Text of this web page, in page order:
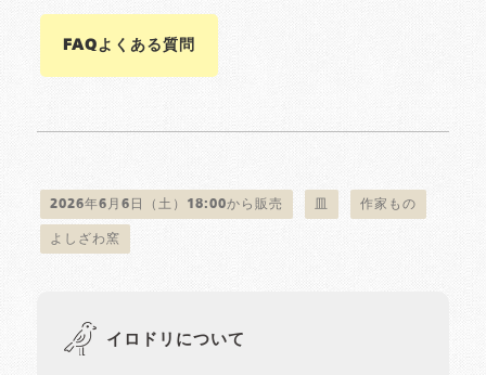
FAQよくある質問
2026年6月6日（土）18:00から販売 作家もの
よしざわ窯
イロドリについて